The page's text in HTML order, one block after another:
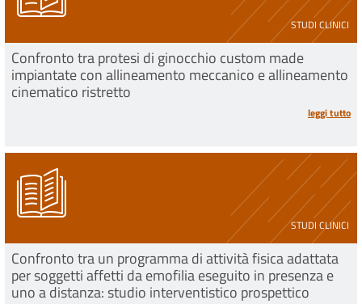
STUDI CLINICI
Confronto tra protesi di ginocchio custom made
impiantate con allineamento meccanico e allineamento
cinematico ristretto
leggi tutto
STUDI CLINICI
Confronto tra un programma di attività fisica adattata
per soggetti affetti da emofilia eseguito in presenza e
uno a distanza: studio interventistico prospettico